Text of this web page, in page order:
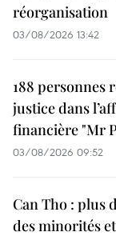
réorganisation
03/08/2026 13:42
188 personnes
justice dans
financière "Mr
03/08/2026 09:52
Can Tho : plus
des minorités